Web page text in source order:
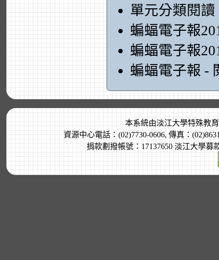
單元分類閱讀
蝙蝠電子報
蝙蝠電子報
蝙蝠電子報 -
本系統由淡江大學特殊教
資源中心電話：(02)7730-0606, 傳真：
捐款劃撥帳號：17137650 淡江大學